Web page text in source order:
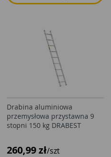
Drabina aluminiowa
przemysłowa przystawna 9
stopni 150 kg DRABEST
260,99 zł/szt